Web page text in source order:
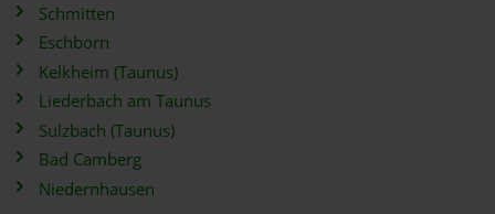
Schmitten
Eschborn
Kelkheim (Taunus)
Liederbach am Taunus
Sulzbach (Taunus)
Bad Camberg
Niedernhausen